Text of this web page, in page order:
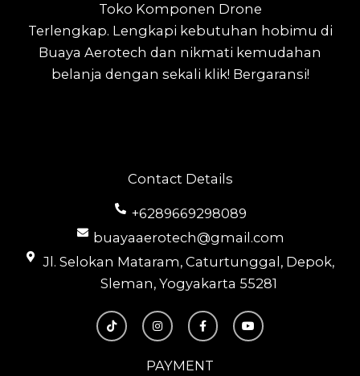
Contact Details
+6289669298089
buayaaerotech@gmail.com
Jl. Selokan Mataram, Caturtunggal, Depok,
Sleman, Yogyakarta 55281
T
i
k
I
n
s
a
g
F
a
c
b
o
Y
o
u
PAYMENT
Toko Komponen Drone
Terlengkap. Lengkapi kebutuhan hobimu di
Buaya Aerotech dan nikmati kemudahan
belanja dengan sekali klik! Bergaransi!